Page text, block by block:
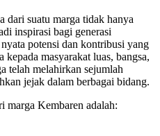
dari suatu marga tidak hanya
inspirasi bagi generasi
potensi dan kontribusi yang
masyarakat luas, bangsa,
telah melahirkan sejumlah
jejak dalam berbagai bidang.
marga Kembaren adalah: